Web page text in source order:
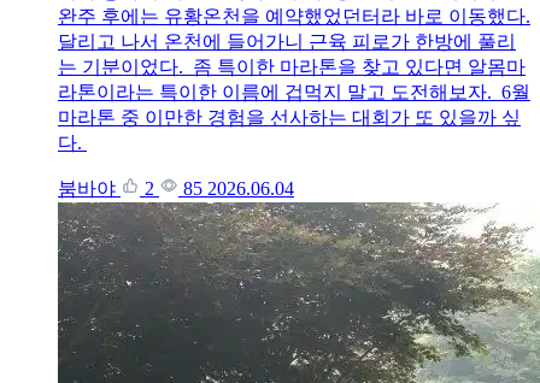
완주 후에는 유황온천을 예약했었던터라 바로 이동했다.
달리고 나서 온천에 들어가니 근육 피로가 한방에 풀리
는 기분이었다. 좀 특이한 마라톤을 찾고 있다면 알몸마
라톤이라는 특이한 이름에 겁먹지 말고 도전해보자. 6월
마라톤 중 이만한 경험을 선사하는 대회가 또 있을까 싶
다.
붐바야 2 85 2026.06.04